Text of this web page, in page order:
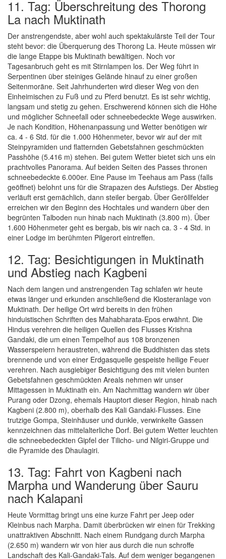
11. Tag: Überschreitung des Thorong
La nach Muktinath
Der anstrengendste, aber wohl auch spektakulärste Teil der Tour
steht bevor: die Überquerung des Thorong La. Heute müssen wir
die lange Etappe bis Muktinath bewältigen. Noch vor
Tagesanbruch geht es mit Stirnlampen los. Der Weg führt in
Serpentinen über steiniges Gelände hinauf zu einer großen
Seitenmoräne. Seit Jahrhunderten wird dieser Weg von den
Einheimischen zu Fuß und zu Pferd benutzt. Es ist sehr wichtig,
langsam und stetig zu gehen. Erschwerend können sich die Höhe
und möglicher Schneefall oder schneebedeckte Wege auswirken.
Je nach Kondition, Höhenanpassung und Wetter benötigen wir
ca. 4 - 6 Std. für die 1.000 Höhenmeter, bevor wir auf der mit
Steinpyramiden und flatternden Gebetsfahnen geschmückten
Passhöhe (5.416 m) stehen. Bei gutem Wetter bietet sich uns ein
prachtvolles Panorama. Auf beiden Seiten des Passes thronen
schneebedeckte 6.000er. Eine Pause im Teehaus am Pass (falls
geöffnet) belohnt uns für die Strapazen des Aufstiegs. Der Abstieg
verläuft erst gemächlich, dann steiler bergab. Über Geröllfelder
erreichen wir den Beginn des Hochtales und wandern über den
begrünten Talboden nun hinab nach Muktinath (3.800 m). Über
1.600 Höhenmeter geht es bergab, bis wir nach ca. 3 - 4 Std. in
einer Lodge im berühmten Pilgerort eintreffen.
12. Tag: Besichtigungen in Muktinath
und Abstieg nach Kagbeni
Nach dem langen und anstrengenden Tag schlafen wir heute
etwas länger und erkunden anschließend die Klosteranlage von
Muktinath. Der heilige Ort wird bereits in den frühen
hinduistischen Schriften des Mahabharata-Epos erwähnt. Die
Hindus verehren die heiligen Quellen des Flusses Krishna
Gandaki, die um einen Tempelhof aus 108 bronzenen
Wasserspeiern heraustreten, während die Buddhisten das stets
brennende und von einer Erdgasquelle gespeiste heilige Feuer
verehren. Nach ausgiebiger Besichtigung des mit vielen bunten
Gebetsfahnen geschmückten Areals nehmen wir unser
Mittagessen in Muktinath ein. Am Nachmittag wandern wir über
Purang oder Dzong, ehemals Hauptort dieser Region, hinab nach
Kagbeni (2.800 m), oberhalb des Kali Gandaki-Flusses. Eine
trutzige Gompa, Steinhäuser und dunkle, verwinkelte Gassen
kennzeichnen das mittelalterliche Dorf. Bei gutem Wetter leuchten
die schneebedeckten Gipfel der Tilicho- und Nilgiri-Gruppe und
die Pyramide des Dhaulagiri.
13. Tag: Fahrt von Kagbeni nach
Marpha und Wanderung über Sauru
nach Kalapani
Heute Vormittag bringt uns eine kurze Fahrt per Jeep oder
Kleinbus nach Marpha. Damit überbrücken wir einen für Trekking
unattraktiven Abschnitt. Nach einem Rundgang durch Marpha
(2.650 m) wandern wir von hier aus durch die nun schroffe
Landschaft des Kali-Gandaki-Tals. Auf dem weniger begangenen